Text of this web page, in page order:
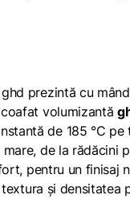
prezintă cu
volumizantă
de 185 °C pe
de la rădăcini
pentru un finisaj
și densitatea